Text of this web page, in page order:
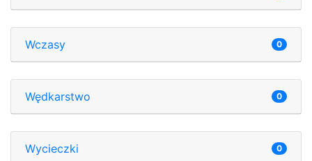
Wczasy 0
Wędkarstwo 0
Wycieczki 0